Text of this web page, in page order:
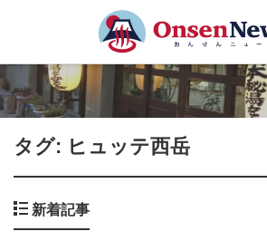
タグ: ヒュッテ西岳
新着記事